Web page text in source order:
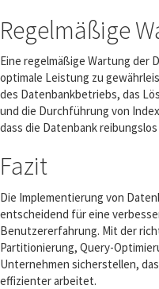
Regelmäßige
Eine regelmäßige Wartung der
optimale Leistung zu
des Datenbankbetriebs, das
und die Durchführung von
dass die Datenbank reibungslos
Fazit
Die Implementierung von
entscheidend für eine
Benutzererfahrung. Mit der
Partitionierung, Query-
Unternehmen sicherstellen,
effizienter arbeitet.